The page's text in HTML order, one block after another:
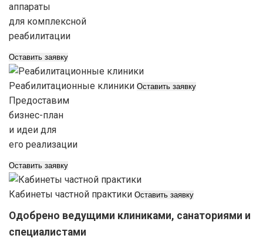
аппараты
для комплексной
реабилитации
Оставить заявку
Реабилитационные клиники Оставить заявку
Предоставим
бизнес-план
и идеи для
его реализации
Оставить заявку
Кабинеты частной практики Оставить заявку
Одобрено ведущими клиниками, санаториями и
специалистами